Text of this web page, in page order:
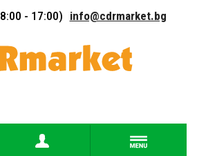
- 17:00) info@cdrmarket.bg